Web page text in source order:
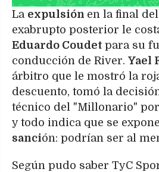
La expulsión en la final
exabrupto posterior le
Eduardo Coudet para su
conducción de River. Yael
árbitro que le mostró la
descuento, tomó la
técnico del "Millonario" por
y todo indica que se
sanción: podrían ser al
Según pudo saber TyC